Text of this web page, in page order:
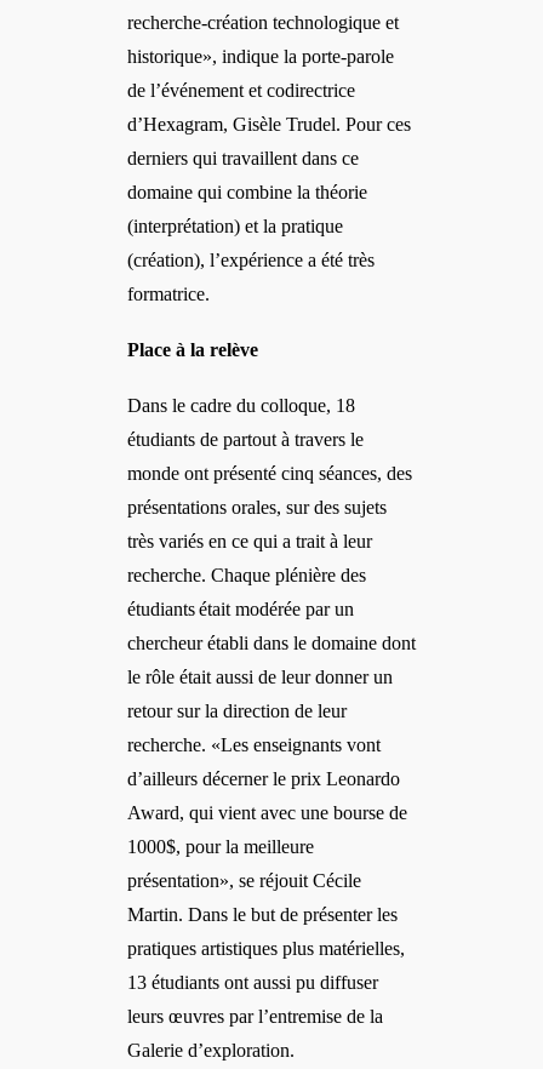
recherche-création technologique et
historique», indique la porte-parole
de l’événement et codirectrice
d’Hexagram, Gisèle Trudel. Pour ces
derniers qui travaillent dans ce
domaine qui combine la théorie
(interprétation) et la pratique
(création), l’expérience a été très
formatrice.
Place à la relève
Dans le cadre du colloque, 18
étudiants de partout à travers le
monde ont présenté cinq séances, des
présentations orales, sur des sujets
très variés en ce qui a trait à leur
recherche. Chaque plénière des
étudiantsétait modérée par un
chercheur établi dans le domaine dont
le rôle était aussi de leur donner un
retour sur la direction de leur
recherche. «Les enseignants vont
d’ailleurs décerner le prix Leonardo
Award, qui vient avec une bourse de
1000$, pour la meilleure
présentation», se réjouit Cécile
Martin. Dans le but de présenter les
pratiques artistiques plus matérielles,
13 étudiants ont aussi pu diffuser
leurs œuvres par l’entremise de la
Galerie d’exploration.